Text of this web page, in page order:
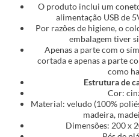
O produto inclui um
alimentação USB de
Por razões de higiene, o
embalagem tiver
Apenas a parte com o
cortada e apenas a parte
como
Estrutura de
Cor:
Material: veludo (100%
madeira,
Dimensões: 200 x